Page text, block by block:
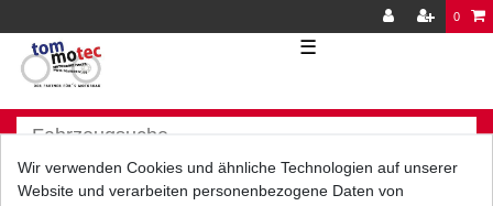
0
☰
Wir verwenden Cookies und ähnliche Technologien auf unserer
Website und verarbeiten personenbezogene Daten von